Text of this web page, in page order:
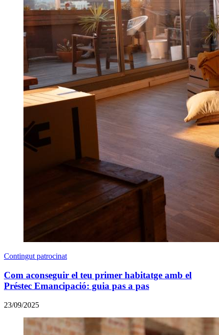
Contingut patrocinat
Com aconseguir el teu primer habitatge amb el
Préstec Emancipació: guia pas a pas
23/09/2025